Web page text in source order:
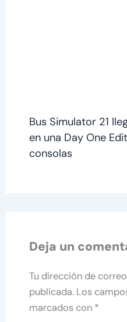
Bus Simulator 21
en una Day One
consolas
Deja un
Tu dirección de
publicada. Los
marcados con *